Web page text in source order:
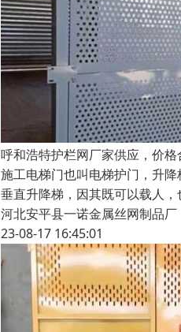
呼和浩特护栏网厂家供应，价
施工电梯门也叫电梯护门，升
垂直升降梯，因其既可以载人
河北安平县一诺金属丝网制品厂
23-08-17 16:45:01